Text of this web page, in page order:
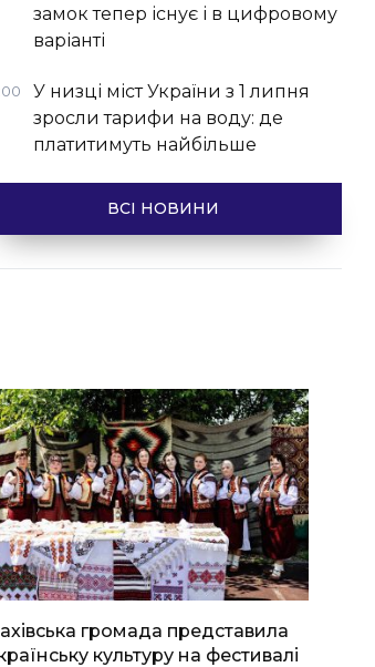
замок тепер існує і в цифровому
варіанті
У низці міст України з 1 липня
зросли тарифи на воду: де
платитимуть найбільше
ВСІ НОВИНИ
громада представила
культуру на фестивалі